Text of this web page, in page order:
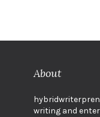
About
writing and